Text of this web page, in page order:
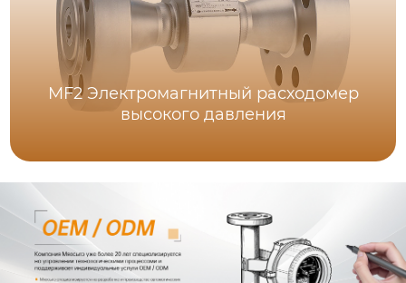
MF2 Электромагнитный расходомер
высокого давления